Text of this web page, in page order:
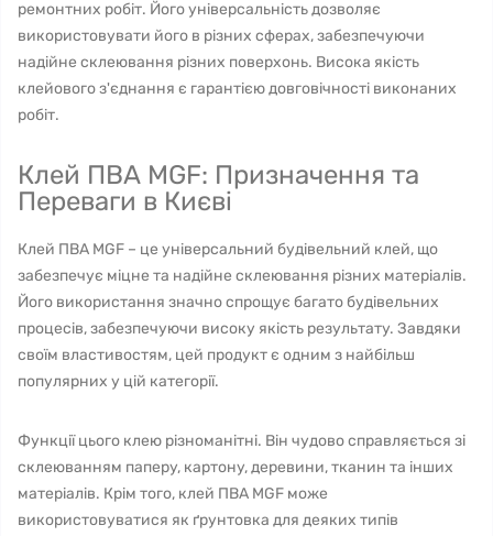
ремонтних робіт. Його універсальність дозволяє
використовувати його в різних сферах, забезпечуючи
надійне склеювання різних поверхонь. Висока якість
клейового з'єднання є гарантією довговічності виконаних
робіт.
Клей ПВА MGF: Призначення та
Переваги в Києві
Клей ПВА MGF – це універсальний будівельний клей, що
забезпечує міцне та надійне склеювання різних матеріалів.
Його використання значно спрощує багато будівельних
процесів, забезпечуючи високу якість результату. Завдяки
своїм властивостям, цей продукт є одним з найбільш
популярних у цій категорії.
Функції цього клею різноманітні. Він чудово справляється зі
склеюванням паперу, картону, деревини, тканин та інших
матеріалів. Крім того, клей ПВА MGF може
використовуватися як ґрунтовка для деяких типів